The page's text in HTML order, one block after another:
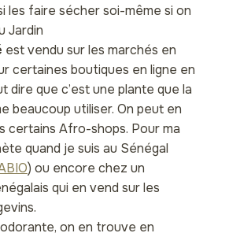
les faire sécher soi-même si on
Jardin
est vendu sur les marchés en
certaines boutiques en ligne en
dire que c’est une plante que la
beaucoup utiliser. On peut en
certains Afro-shops. Pour ma
quand je suis au Sénégal
) ou encore chez un
qui en vend sur les
on en trouve en